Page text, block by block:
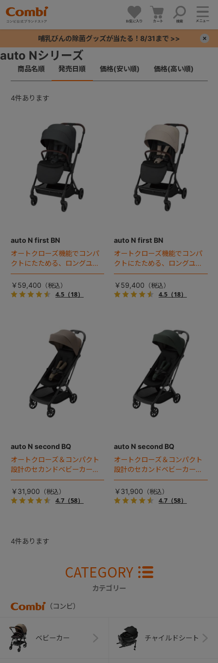
お気に入り カート 検索 メニュー
哺乳びんの除菌グッズが当たる！8/31まで >>
auto Nシリーズ
商品名順 発売日順 価格(安い順) 価格(高い順)
4件あります
auto N first BN
オートクローズ機能でコンパ
クトにたためる、ロングユー
スベビーカー誕生。
￥59,400
4.5（18）
auto N first BN
オートクローズ機能でコンパ
クトにたためる、ロングユー
スベビーカー誕生。
￥59,400
4.5（18）
auto N second BQ
オートクローズ＆コンパクト
設計のセカンドベビーカー誕
生。
￥31,900
4.7（58）
auto N second BQ
オートクローズ＆コンパクト
設計のセカンドベビーカー誕
生。
￥31,900
4.7（58）
4件あります
CATEGORY
カテゴリー
（コンビ）
ベビーカー チャイルドシート